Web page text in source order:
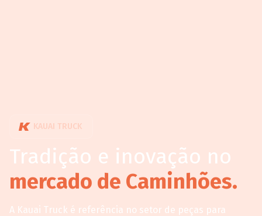
KAUAI TRUCK
Tradição e inovação no
mercado de Caminhões.
A Kauai Truck é referência no setor de peças para